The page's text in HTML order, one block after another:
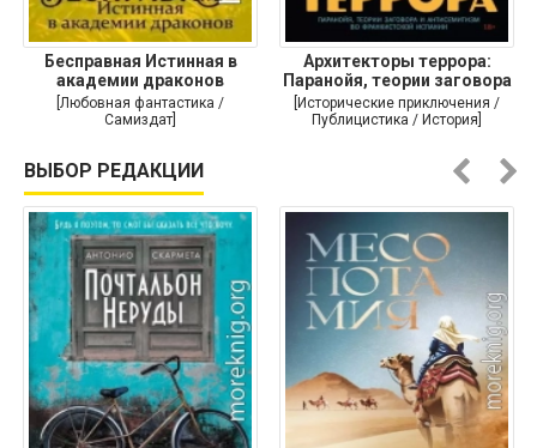
Бесправная Истинная в
академии драконов
[Любовная фантастика /
Самиздат]
Архитекторы террора:
Паранойя, теории заговора
и
[Исторические приключения /
Публицистика / История]
ВЫБОР РЕДАКЦИИ